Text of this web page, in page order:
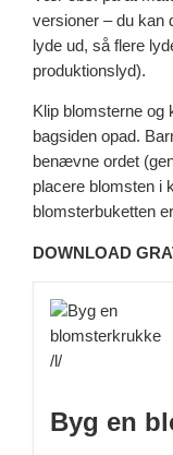
versioner – du kan
lyde ud, så flere
produktionslyd).
Klip blomsterne og
bagsiden opad.
benævne ordet
placere blomsten i
blomsterbuketten
DOWNLOAD
Byg en